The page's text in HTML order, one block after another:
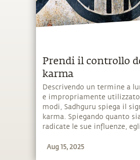
Prendi il controllo
karma
Descrivendo un termine a
e impropriamente
modi, Sadhguru spiega il
karma. Spiegando quanto
radicate le sue influenze,
complessa struttura.
Aug 15, 2025